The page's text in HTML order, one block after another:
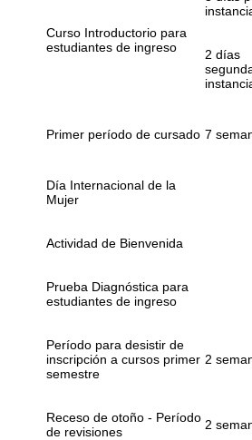
Curso Introductorio para
estudiantes de ingreso
2 días
Primer período de cursado 7
Día Internacional de la
Mujer
Actividad de Bienvenida
Prueba Diagnóstica para
estudiantes de ingreso
Período para desistir de
inscripción a cursos primer
semestre
2
Receso de otoño - Período
de revisiones
2